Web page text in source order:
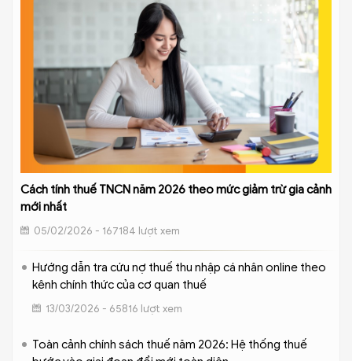
Cách tính thuế TNCN năm 2026 theo mức giảm trừ gia cảnh
mới nhất
05/02/2026 - 167184 lượt xem
Hướng dẫn tra cứu nợ thuế thu nhập cá nhân online theo
kênh chính thức của cơ quan thuế
13/03/2026 - 65816 lượt xem
Toàn cảnh chính sách thuế năm 2026: Hệ thống thuế